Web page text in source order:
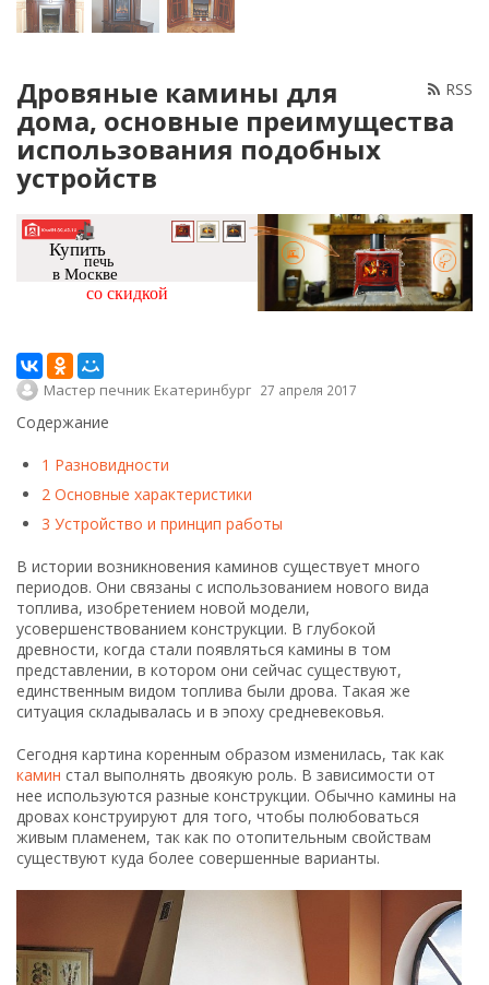
RSS
Дровяные камины для
дома, основные преимущества
использования подобных
устройств
Купить
печь
в Москве
со скидкой
Мастер печник Екатеринбург 27 апреля 2017
Содержание
1 Разновидности
2 Основные характеристики
3 Устройство и принцип работы
В истории возникновения каминов существует много
периодов. Они связаны с использованием нового вида
топлива, изобретением новой модели,
усовершенствованием конструкции. В глубокой
древности, когда стали появляться камины в том
представлении, в котором они сейчас существуют,
единственным видом топлива были дрова. Такая же
ситуация складывалась и в эпоху средневековья.
Сегодня картина коренным образом изменилась, так как
камин стал выполнять двоякую роль. В зависимости от
нее используются разные конструкции. Обычно камины на
дровах конструируют для того, чтобы полюбоваться
живым пламенем, так как по отопительным свойствам
существуют куда более совершенные варианты.